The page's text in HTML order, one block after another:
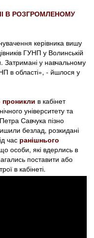
В РОЗГРОМЛЕНОМУ
керівника вишу
ГУНП у Волинській
Затримані у навчальному
в області», - йшлося у
проникли в кабінет
університету та
Савчука пізно
безлад, розкидані
час ранішнього
особи, які вдерлись в
поставити або
в кабінеті.